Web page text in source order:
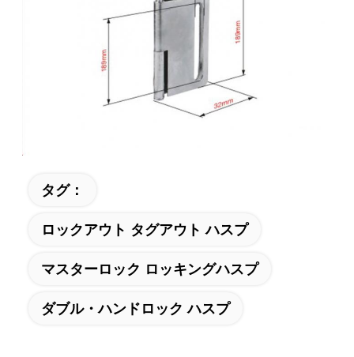
タグ：
ロックアウト タグアウト ハスプ
マスターロック ロッキングハスプ
ダブル・ハンドロック ハスプ